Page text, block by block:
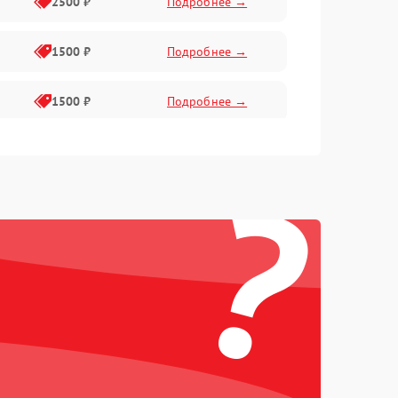
1500 ₽ Подробнее →
1500 ₽ Подробнее →
Подробнее →
Подробнее →
?